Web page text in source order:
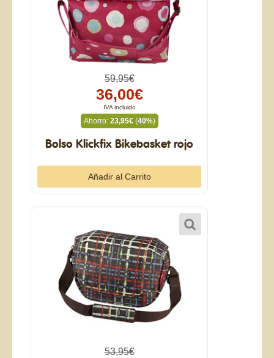
59,95€
36,00€
IVA incluido
Ahorro: 23,95€(40%)
Bolso Klickfix Bikebasket rojo
53,95€